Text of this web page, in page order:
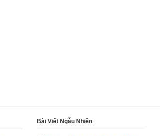
Bài Viết Ngẫu Nhiên